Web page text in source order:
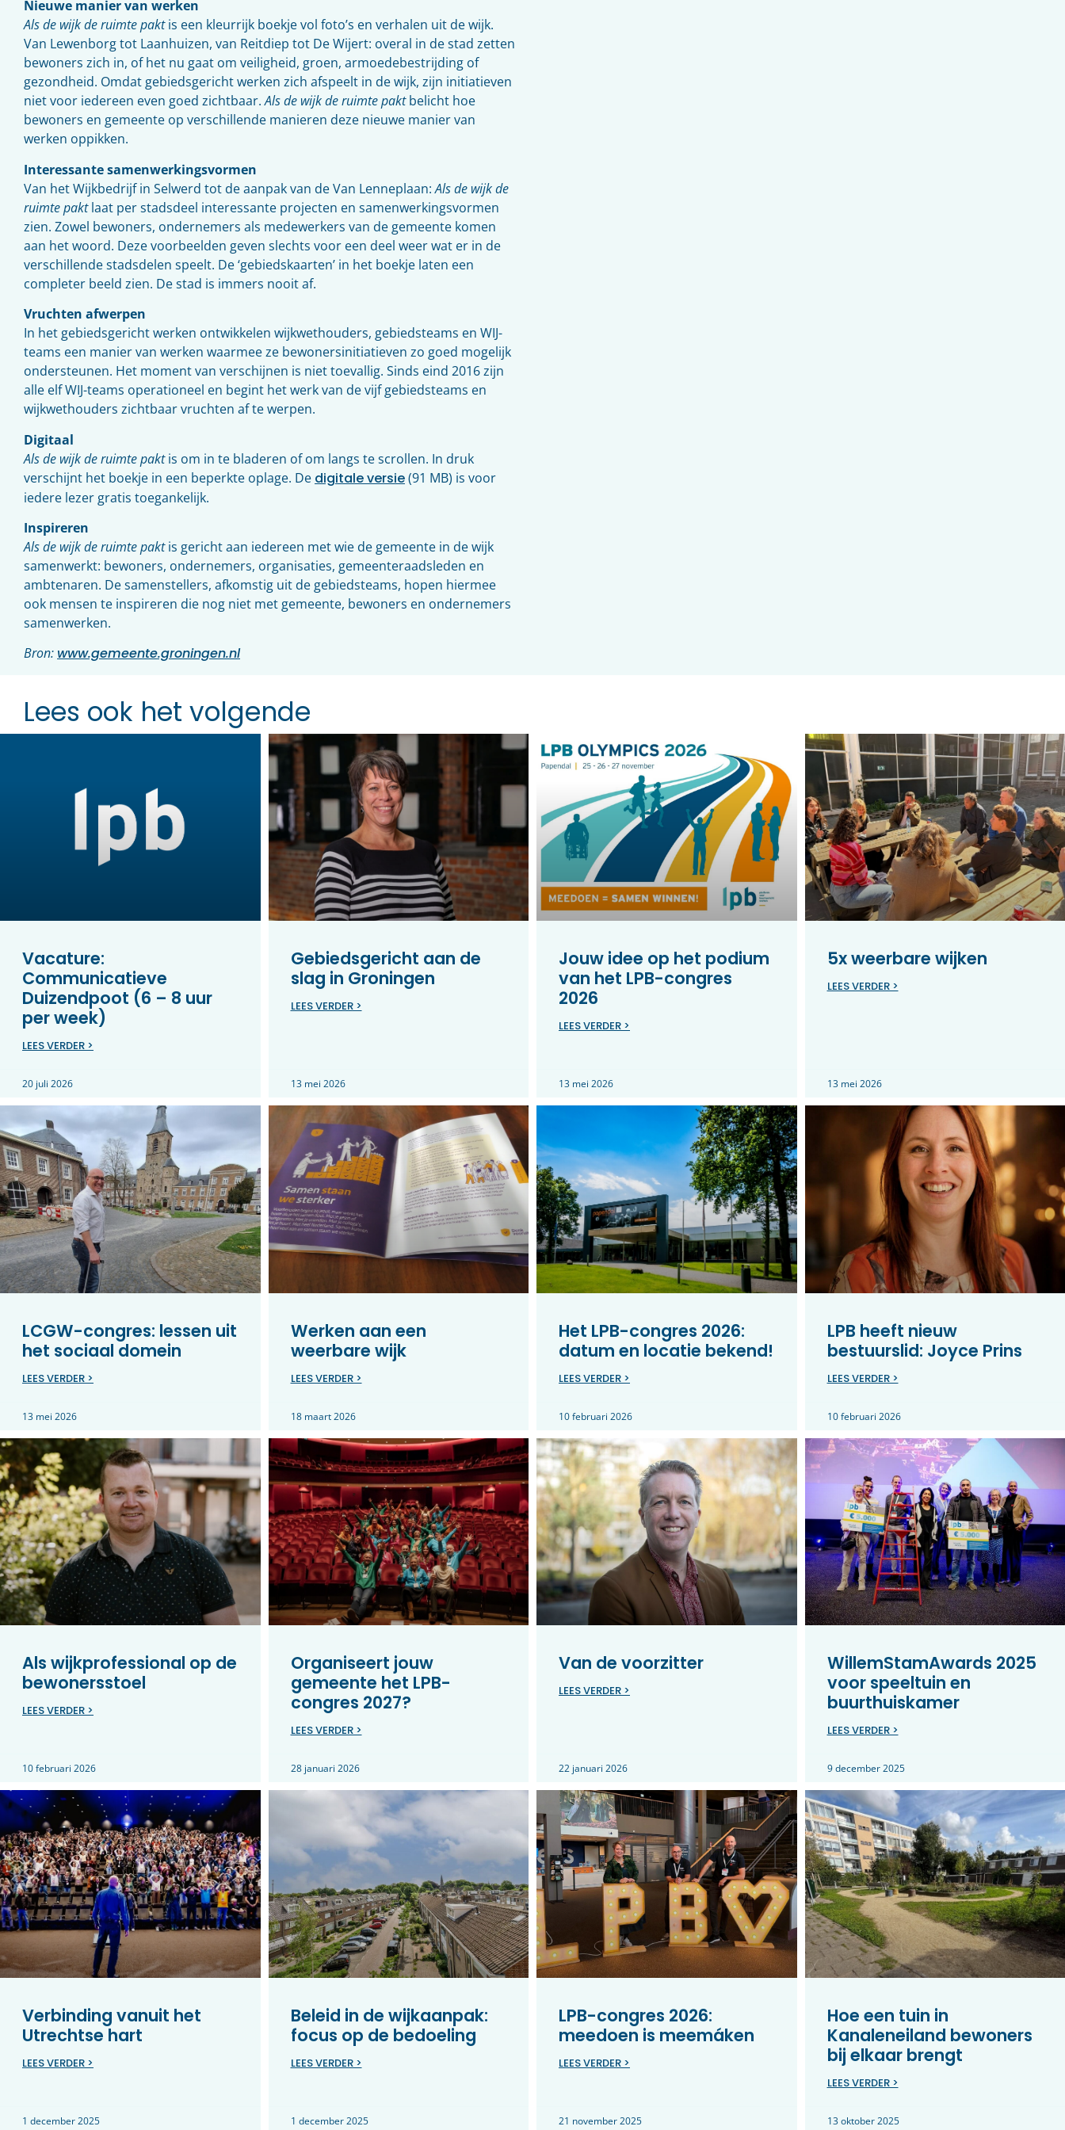
Nieuwe manier van werken
Als de wijk de ruimte paktis een kleurrijk boekje vol foto’s en verhalen uit de wijk.
Van Lewenborg tot Laanhuizen, van Reitdiep tot De Wijert: overal in de stad zetten
bewoners zich in, of het nu gaat om veiligheid, groen, armoedebestrijding of
gezondheid. Omdat gebiedsgericht werken zich afspeelt in de wijk, zijn initiatieven
niet voor iedereen even goed zichtbaar.Als de wijk de ruimte paktbelicht hoe
bewoners en gemeente op verschillende manieren deze nieuwe manier van
werken oppikken.
Interessante samenwerkingsvormen
Van het Wijkbedrijf in Selwerd tot de aanpak van de Van Lenneplaan:Als de wijk de
ruimte paktlaat per stadsdeel interessante projecten en samenwerkingsvormen
zien. Zowel bewoners, ondernemers als medewerkers van de gemeente komen
aan het woord. Deze voorbeelden geven slechts voor een deel weer wat er in de
verschillende stadsdelen speelt. De ‘gebiedskaarten’ in het boekje laten een
completer beeld zien. De stad is immers nooit af.
Vruchten afwerpen
In het gebiedsgericht werken ontwikkelen wijkwethouders, gebiedsteams en WIJ-
teams een manier van werken waarmee ze bewonersinitiatieven zo goed mogelijk
ondersteunen. Het moment van verschijnen is niet toevallig. Sinds eind 2016 zijn
alle elf WIJ-teams operationeel en begint het werk van de vijf gebiedsteams en
wijkwethouders zichtbaar vruchten af te werpen.
Digitaal
Als de wijk de ruimte paktis om in te bladeren of om langs te scrollen. In druk
verschijnt het boekje in een beperkte oplage. De digitale versie(91 MB) is voor
iedere lezer gratis toegankelijk.
Inspireren
Als de wijk de ruimte paktis gericht aan iedereen met wie de gemeente in de wijk
samenwerkt: bewoners, ondernemers, organisaties, gemeenteraadsleden en
ambtenaren. De samenstellers, afkomstig uit de gebiedsteams, hopen hiermee
ook mensen te inspireren die nog niet met gemeente, bewoners en ondernemers
samenwerken.
Bron: www.gemeente.groningen.nl
Lees ook het volgende
Vacature:
Communicatieve
Duizendpoot (6 – 8 uur
per week)
LEES VERDER >
20 juli 2026
Gebiedsgericht aan de
slag in Groningen
LEES VERDER >
13 mei 2026
Jouw idee op het podium
van het LPB-congres
2026
LEES VERDER >
13 mei 2026
5x weerbare wijken
LEES VERDER >
13 mei 2026
LCGW-congres: lessen uit
het sociaal domein
LEES VERDER >
13 mei 2026
Werken aan een
weerbare wijk
LEES VERDER >
18 maart 2026
Het LPB-congres 2026:
datum en locatie bekend!
LEES VERDER >
10 februari 2026
LPB heeft nieuw
bestuurslid: Joyce Prins
LEES VERDER >
10 februari 2026
Als wijkprofessional op de
bewonersstoel
LEES VERDER >
10 februari 2026
Organiseert jouw
gemeente het LPB-
congres 2027?
LEES VERDER >
28 januari 2026
Van de voorzitter
LEES VERDER >
22 januari 2026
WillemStamAwards 2025
voor speeltuin en
buurthuiskamer
LEES VERDER >
9 december 2025
Verbinding vanuit het
Utrechtse hart
LEES VERDER >
1 december 2025
Beleid in de wijkaanpak:
focus op de bedoeling
LEES VERDER >
1 december 2025
LPB-congres 2026:
meedoen is meemáken
LEES VERDER >
21 november 2025
Hoe een tuin in
Kanaleneiland bewoners
bij elkaar brengt
LEES VERDER >
13 oktober 2025